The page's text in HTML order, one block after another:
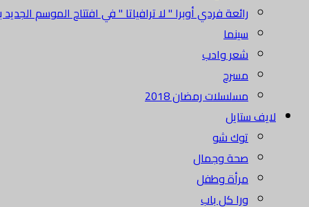
رائعة فردي أوبرا " لا ترافياتا " في افتتاح الموسم الجديد
سينما
شعر وادب
مسرح
مسلسلات رمضان 2018
لايف ستايل
توك شو
صحة وجمال
مرأة وطفل
ورا كل باب